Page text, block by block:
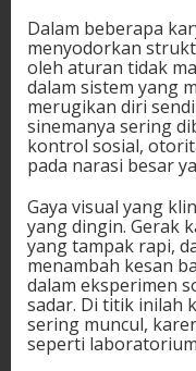
Dalam beberapa
menyodorkan
oleh aturan tidak
dalam sistem yang
merugikan diri
sinemanya sering
kontrol sosial,
pada narasi besar
Gaya visual yang
yang dingin. Gerak
yang tampak rapi,
menambah kesan
dalam eksperimen
sadar. Di titik inilah
sering muncul,
seperti